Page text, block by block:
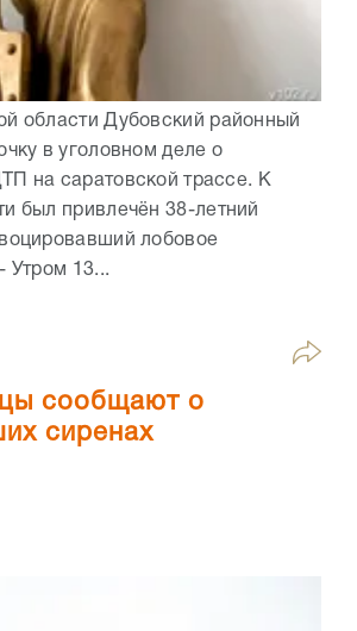
области Дубовский районный
в уголовном деле о
на саратовской трассе. К
был привлечён 38-летний
лобовое
Утром 13...
сообщают о
сиренах